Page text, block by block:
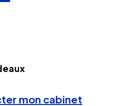
mon cabinet